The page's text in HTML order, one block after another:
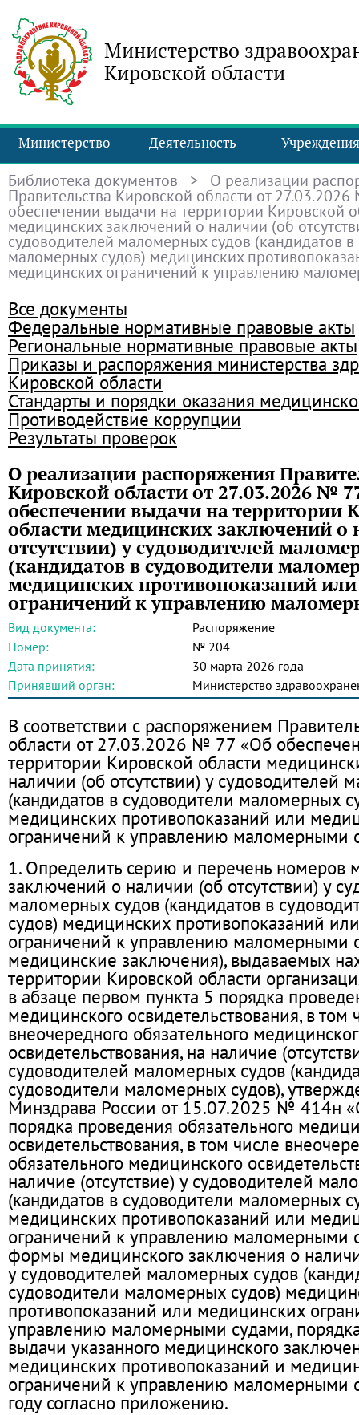
Министерство
Кировской области
Министерство Деятельность Учреждения
Библиотека документов > О реализации
Правительства Кировской области от
обеспечении выдачи на территории Кировской
медицинских заключений о наличии (об
судоводителей маломерных судов (кандидатов в
маломерных судов) медицинских
медицинских ограничений к управлению
Все документы
Федеральные нормативные правовые акты
Региональные нормативные правовые акты
Приказы и распоряжения министерства
Кировской области
Стандарты и порядки оказания
Противодействие коррупции
Результаты проверок
О реализации распоряжения
Кировской области от 27.03.2026 №
обеспечении выдачи на территории
области медицинских заключений о
отсутствии) у судоводителей
(кандидатов в судоводители
медицинских противопоказаний
ограничений к управлению
Вид документа:
Распоряжение
Номер:
№ 204
Дата принятия:
30 марта 2026 года
Принявший орган:
Министерство
В соответствии с распоряжением
области от 27.03.2026 № 77 «Об
территории Кировской области
наличии (об отсутствии) у судоводителей
(кандидатов в судоводители маломерных
медицинских противопоказаний или
ограничений к управлению маломерными
1. Определить серию и перечень номеров
заключений о наличии (об отсутствии) у
маломерных судов (кандидатов в
судов) медицинских противопоказаний
ограничений к управлению маломерными
медицинские заключения), выдаваемых
территории Кировской области
в абзаце первом пункта 5 порядка
медицинского освидетельствования, в том
внеочередного обязательного
освидетельствования, на наличие
судоводителей маломерных судов
судоводители маломерных судов),
Минздрава России от 15.07.2025 № 414н
порядка проведения обязательного
освидетельствования, в том числе
обязательного медицинского
наличие (отсутствие) у судоводителей
(кандидатов в судоводители маломерных
медицинских противопоказаний или
ограничений к управлению маломерными
формы медицинского заключения о
у судоводителей маломерных судов
судоводители маломерных судов)
противопоказаний или медицинских
управлению маломерными судами,
выдачи указанного медицинского
медицинских противопоказаний и
ограничений к управлению маломерными
году согласно приложению.